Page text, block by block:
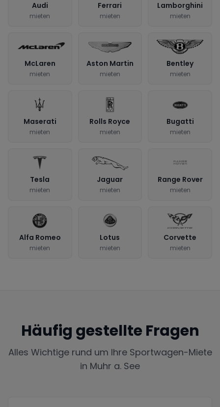
Audi
mieten
Ferrari
mieten
Lamborghini
mieten
McLaren
mieten
Aston Martin
mieten
Bentley
mieten
Maserati
mieten
Rolls Royce
mieten
Bugatti
mieten
Tesla
mieten
Jaguar
mieten
Range Rover
mieten
Alfa Romeo
mieten
Lotus
mieten
Corvette
mieten
Häufig gestellte Fragen
Alles Wichtige rund um Ihre Sportwagen-Miete
in Muhr a. See